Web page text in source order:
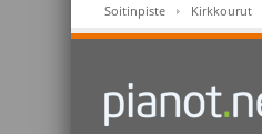
Soitinpiste
Kirkkourut